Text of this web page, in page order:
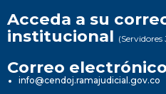
Acceda a su
institucional (Servidores
Correo
info@cendoj.ramajudicial.gov.co